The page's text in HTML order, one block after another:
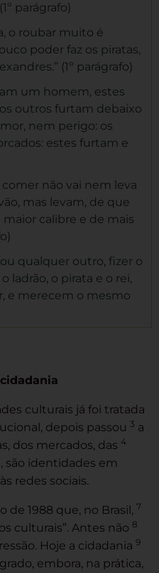
parágrafo)
o roubar muito é
poder faz os piratas,
(1º parágrafo)
um homem, estes
outros furtam debaixo
nem perigo: os
estes furtam e
não vai nem leva
mas levam, de que
maior calibre e de mais
qualquer outro, fizer o
ladrão, o pirata e o rei,
e merecem o mesmo
culturais já foi tratada
depois passou 3 a
dos mercados, das 4
são identidades em
redes sociais.
de 1988 que, no Brasil, 7
culturais”. Antes não 8
Hoje a cidadania 9
embora, na prática,